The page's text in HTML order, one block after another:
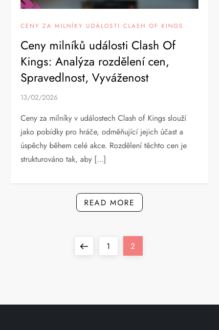
CENY ZA MILNÍKY UDÁLOSTI CLASH OF KINGS
Ceny milníků události Clash Of
Kings: Analýza rozdělení cen,
Spravedlnost, Vyváženost
13/02/2026
Ceny za milníky v událostech Clash of Kings slouží
jako pobídky pro hráče, odměňující jejich účast a
úspěchy během celé akce. Rozdělení těchto cen je
strukturováno tak, aby […]
READ MORE
PreviousPage
1 Page
2